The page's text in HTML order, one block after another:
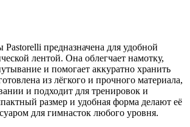
предназначена для удобной
лентой. Она облегчает намотку,
и помогает аккуратно хранить
из лёгкого и прочного материала,
и подходит для тренировок и
размер и удобная форма делают её
для гимнасток любого уровня.